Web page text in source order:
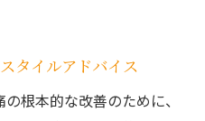
タイルアドバイス
根本的な改善のために、